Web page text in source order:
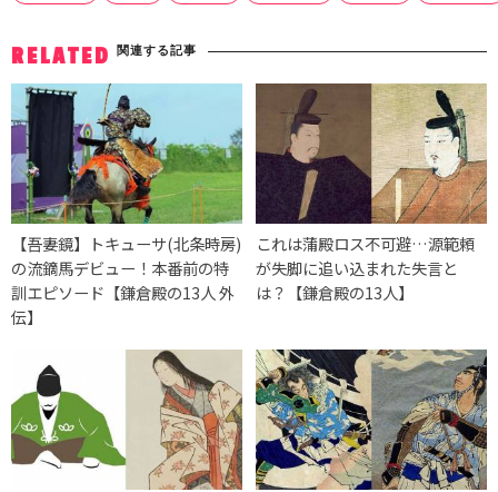
RELATED 関連する記事
【吾妻鏡】トキューサ(北条時房)
の流鏑馬デビュー！本番前の特
訓エピソード【鎌倉殿の13人 外
伝】
これは蒲殿ロス不可避…源範頼
が失脚に追い込まれた失言と
は？【鎌倉殿の13人】